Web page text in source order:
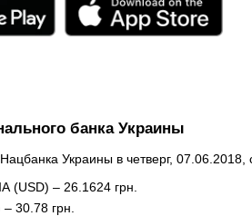
банка Украины
Украины в четверг, 07.06.2018,
(USD) – 26.1624 грн.
30.78 грн.